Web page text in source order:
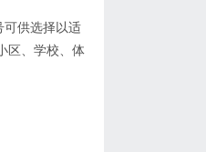
供选择以适
区、学校、体